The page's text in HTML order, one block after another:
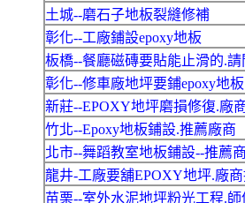
土城--磨石子地板裂縫修補
彰化--工廠鋪設epoxy地板
板橋--餐廳磁磚要貼能止滑的.請
彰化--修車廠地坪要鋪epoxy地
新莊--EPOXY地坪磨損修復.廠
竹北--Epoxy地板鋪設.推薦廠商
北市--舞蹈教室地板鋪設--推薦
龍井-工廠要舖EPOXY地坪.廠
苗栗--室外水泥地坪粉光工程.師